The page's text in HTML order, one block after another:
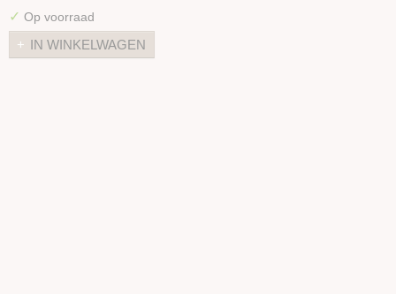
✓ Op voorraad
IN WINKELWAGEN